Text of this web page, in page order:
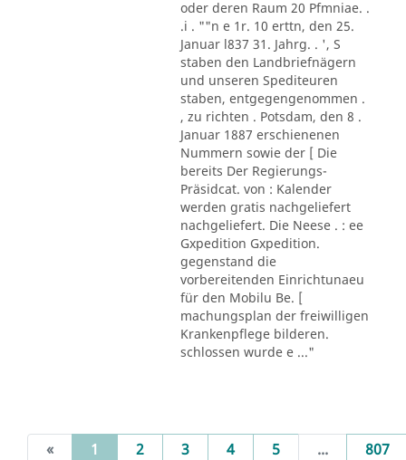
oder deren Raum 20 Pfmniae. .
.i . ""n e 1r. 10 erttn, den 25.
Januar l837 31. Jahrg. . ', S
staben den Landbriefnägern
und unseren Spediteuren
staben, entgegengenommen .
, zu richten . Potsdam, den 8 .
Januar 1887 erschienenen
Nummern sowie der [ Die
bereits Der Regierungs-
Präsidcat. von : Kalender
werden gratis nachgeliefert
nachgeliefert. Die Neese . : ee
Gxpedition Gxpedition.
gegenstand die
vorbereitenden Einrichtunaeu
für den Mobilu Be. [
machungsplan der freiwilligen
Krankenpflege bilderen.
schlossen wurde e ..."
« 1 (current)
2 3 4 5 ... 807